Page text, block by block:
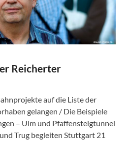
Reicherter
auf die Liste der
gelangen / Die Beispiele
– Ulm und Pfaffensteigtunnel
Trug begleiten Stuttgart 21